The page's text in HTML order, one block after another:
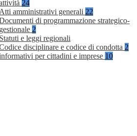
24
Atti amministrativi generali 22
di programmazione strategico-
gestionale 2
Statuti e leggi regionali
disciplinare e codice di condotta 2
per cittadini e imprese 10